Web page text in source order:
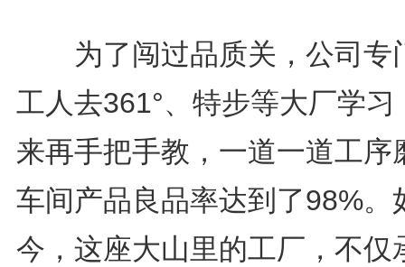
为了闯过品质关，公司专
工人去361°、特步等大厂学习
来再手把手教，一道一道工序
车间产品良品率达到了98%。
今，这座大山里的工厂，不仅